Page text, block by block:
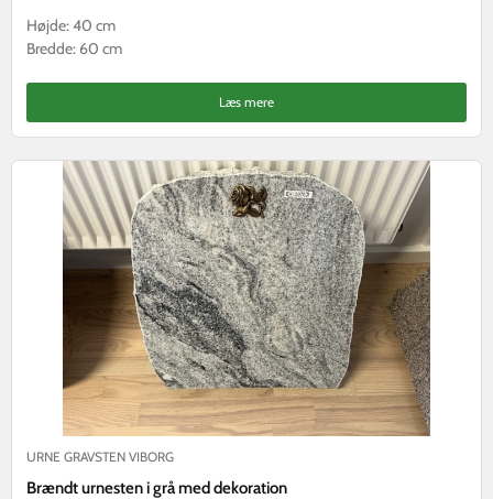
Højde: 40 cm
Bredde: 60 cm
Læs mere
URNE GRAVSTEN VIBORG
Brændt urnesten i grå med dekoration